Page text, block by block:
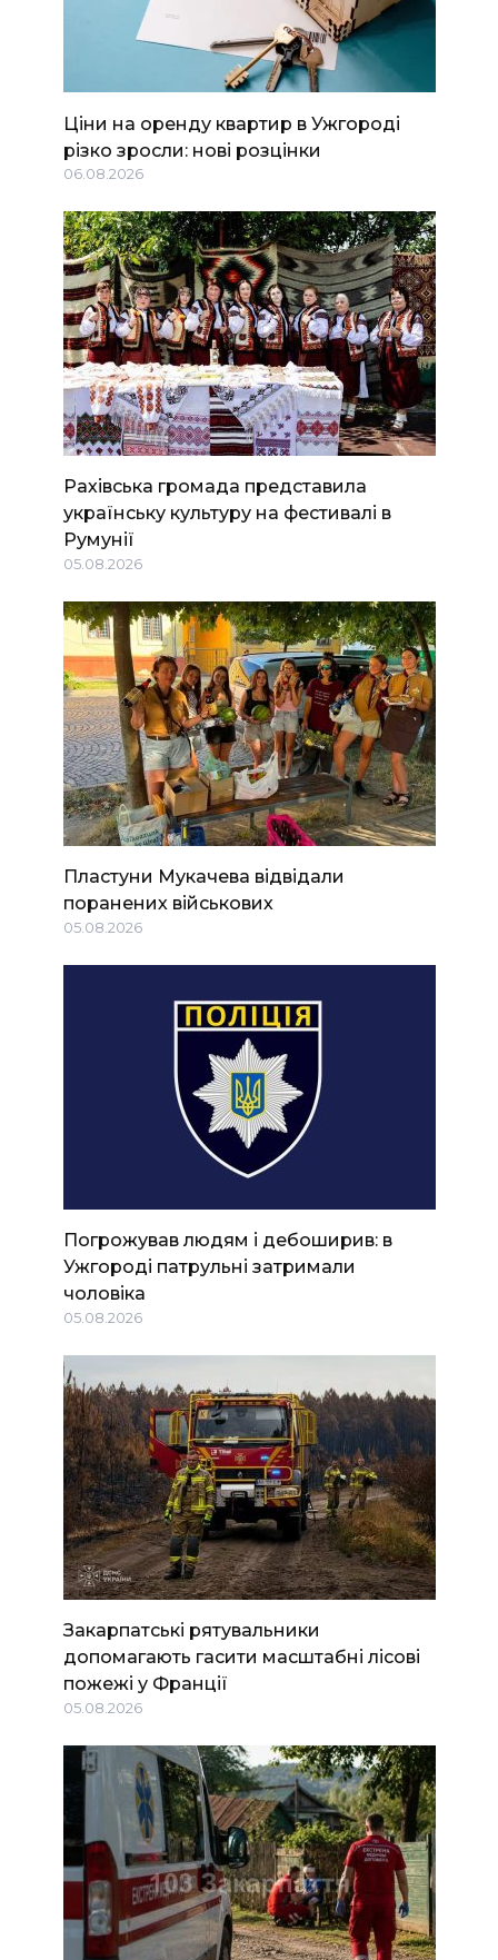
Ціни на оренду квартир в Ужгороді
різко зросли: нові розцінки
06.08.2026
Рахівська громада представила
українську культуру на фестивалі в
Румунії
05.08.2026
Пластуни Мукачева відвідали
поранених військових
05.08.2026
Погрожував людям і дебоширив: в
Ужгороді патрульні затримали
чоловіка
05.08.2026
Закарпатські рятувальники
допомагають гасити масштабні лісові
пожежі у Франції
05.08.2026